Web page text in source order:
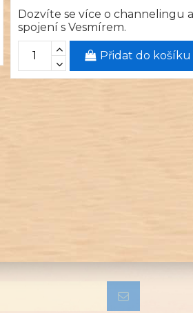
Dozvíte se více o channelingu a
spojení s Vesmírem.
Přidat do košíku